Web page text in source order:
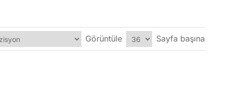
Görüntüle Sayfa başına